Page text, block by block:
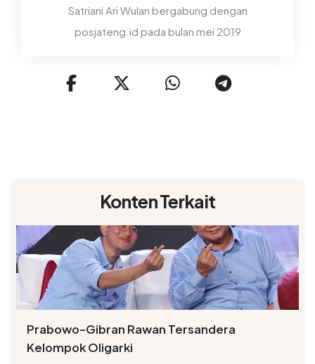
Satriani Ari Wulan bergabung dengan
posjateng.id pada bulan mei 2019
Konten Terkait
Prabowo-Gibran Rawan Tersandera
Kelompok Oligarki